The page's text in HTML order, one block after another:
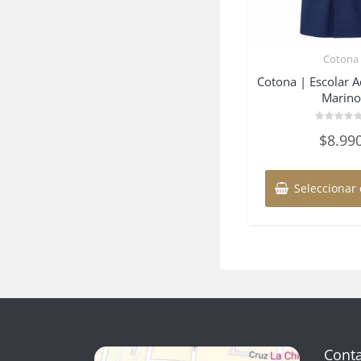
Cotona
Cotona | Escolar
Marino
en
5
$
Seleccionar